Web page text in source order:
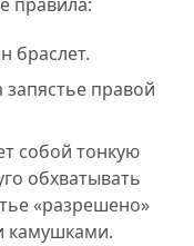
браслет.
правой
собой тонкую
обхватывать
«разрешено»
камушками.